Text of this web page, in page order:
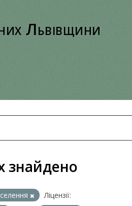
Львівщини
знайдено
Ліцензії: